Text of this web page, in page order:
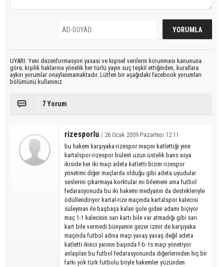
UYARI: Yeni dezenformasyon yasası ve kişisel verilerin korunması kanununa
göre; kişilik haklarına yönelik her türlü yayın suç teşkil ettiğinden, kurallara
aykırı yorumlar onaylanmamaktadır. Lütfen bir aşağıdaki facebook yorumları
bölümünü kullanınız
7 Yorum
rizesporlu / 26 Ocak 2009 Pazartesi 12:11
bu hakem karşıyaka-rizespor maçını katlettiği yine
kartalspor-rizespor bülent uzun üstelik bans asya
ikiside her iki maçı adeta katletti bizim rizespor
yönetimi diğer maçlarda olduğu gibi adeta uyudular
seslerini çıkarmaya korktular mi bilemem ama futbol
fedarasyonuda bu iki hakemi medyanın da destekleriyle
ödüllendiriyor kartal-rize maçında kartalspor kalecisi
süleyman ile başbaşa kalan gole giden adamı biçiyor
maç 1-1 kalecinin sarı kartı bile var atmadığı gibi sarı
kart bile vermedi bünyamin gezer izmir de karşıyaka
maçında futbol adına maçı yavaş yavaş değil adeta
katletti ikinci yarının başında f-b- ts maçı yönetiyor
anlaşılan bu futbol fedarasyonunda diğerlerinden hiç bir
farkı yok türk futbolu böyle hakemler yüzünden